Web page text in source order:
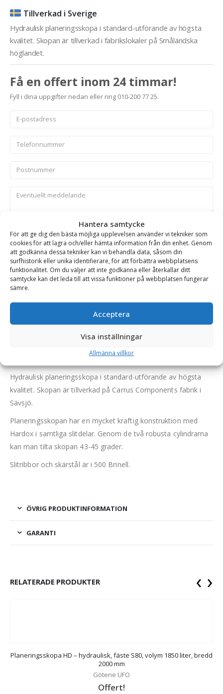
Hantera samtycke
För att ge dig den bästa möjliga upplevelsen använder vi tekniker som
cookies för att lagra och/eller hämta information från din enhet. Genom
att godkänna dessa tekniker kan vi behandla data, såsom din
surfhistorik eller unika identifierare, för att förbättra webbplatsens
funktionalitet. Om du väljer att inte godkänna eller återkallar ditt
samtycke kan det leda till att vissa funktioner på webbplatsen fungerar
sämre.
Acceptera
Visa inställningar
Allmänna villkor
Tillverkad i Sverige
Hydraulisk planeringsskopa i standard-utförande av högsta
kvalitet. Skopan är tillverkad i fabrikslokaler på Småländska
höglandet.
Få en offert inom 24 timmar!
Fyll i dina uppgifter nedan eller ring 010-200 77 25.
Se alla produkter inom samma kategori
Hydrauliska Planeringsskopor
Hydraulisk planeringsskopa i standard-utförande av högsta
kvalitet. Skopan är tillverkad på Carrus Components fabrik i
Sävsjö.
Planeringsskopan har en mycket kraftig konstruktion med
Hardox i samtliga slitdelar. Genom de två robusta cylindrarna
kan man tilta skopan 43-45 grader.
Slitribbor och skärstål är i 500 Brinell.
ÖVRIG PRODUKTINFORMATION
GARANTI
RELATERADE PRODUKTER
Planeringsskopa HD – hydraulisk, fäste S80, volym 1850 liter, bredd
2000 mm
Götene UFO
Offert!
‹ ›